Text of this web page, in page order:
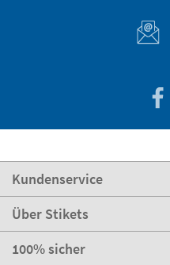
Kundenservice
Über Stikets
100% sicher